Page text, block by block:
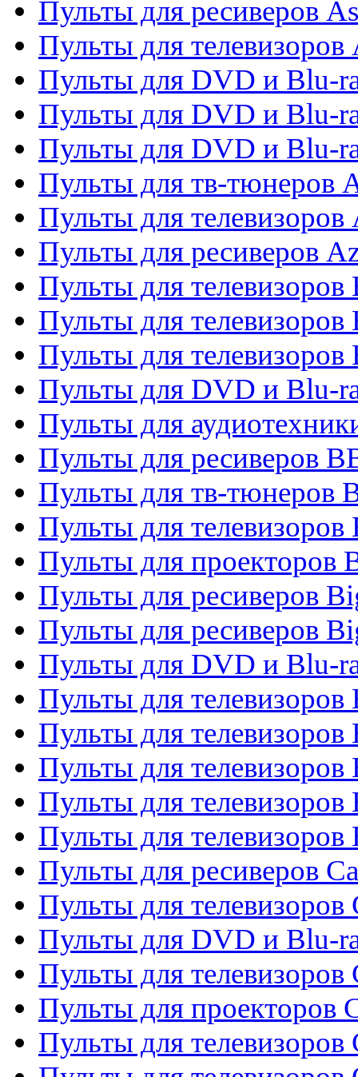
Пульты для ресиверов
Пульты для телевизоров
Пульты для DVD и Blu-
Пульты для DVD и Blu-
Пульты для DVD и Blu-
Пульты для тв-тюнеров
Пульты для телевизоров
Пульты для ресиверов
Пульты для
Пульты для
Пульты для
Пульты для DVD и Blu-
Пульты для
Пульты для ресиверов
Пульты для тв-тюнеров
Пульты для телевизоров
Пульты для проекторов
Пульты для ресиверов
Пульты для ресиверов
Пульты для DVD и Blu-
Пульты для телевизоров
Пульты для телевизоров
Пульты для телевизоров
Пульты для телевизоров
Пульты для телевизоров
Пульты для ресиверов
Пульты для телевизоров
Пульты для DVD и Blu-
Пульты для телевизоров
Пульты для проекторов
Пульты для телевизоров